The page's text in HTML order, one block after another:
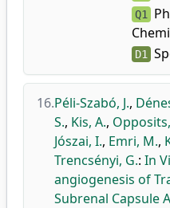
Q1
D1
16.Péli-Szabó, J.,
S., Kis, A.,
Jószai, I., Emri, M.,
Trencsényi, G.: In
angiogenesis of
Subrenal Capsule